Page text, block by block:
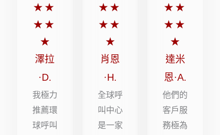
★ ★
★ ★
★
評
分
5
顆
（滿
分
5
澤拉
·D.
我極力
推薦環
球呼叫
★ ★
★ ★
★
評
分
5
顆
（滿
分
5
肖恩
·H.
全球呼
叫中心
是一家
★ ★
★ ★
★
評
分
顆
星
（滿
分
5
達米
恩·A.
他們的
客戶服
務極為